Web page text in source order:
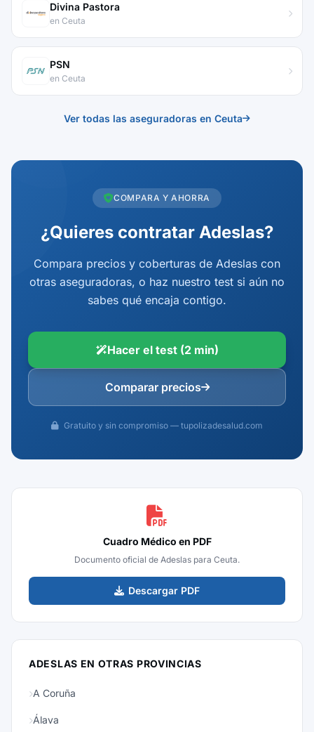
Divina Pastora
en Ceuta
PSN
en Ceuta
Ver todas las aseguradoras en Ceuta
COMPARA Y AHORRA
¿Quieres contratar Adeslas?
Compara precios y coberturas de Adeslas con
otras aseguradoras, o haz nuestro test si aún no
sabes qué encaja contigo.
Hacer el test (2 min)
Comparar precios
Gratuito y sin compromiso — tupolizadesalud.com
Cuadro Médico en PDF
Documento oficial de Adeslas para Ceuta.
Descargar PDF
ADESLAS EN OTRAS PROVINCIAS
A Coruña
Álava